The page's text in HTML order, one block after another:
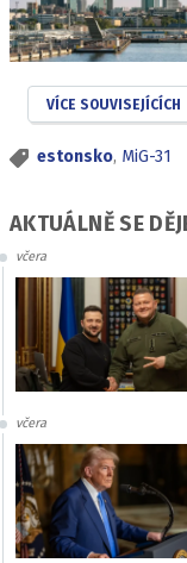
VÍCE SOUVISEJÍCÍCH
estonsko, MiG-31
AKTUÁLNĚ SE
včera
včera